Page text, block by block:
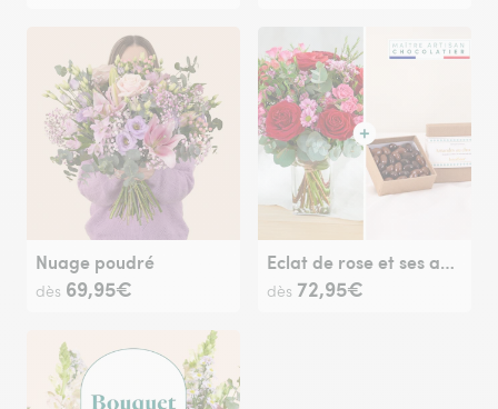
Nuage poudré
dès 69,95€
Eclat de rose et ses amandes au chocolat
dès 72,95€